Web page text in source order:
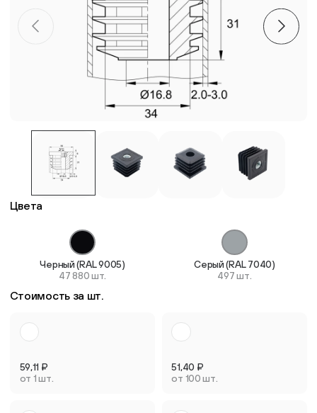
Цвета
Черный (RAL 9005)
47 880 шт.
Серый (RAL 7040)
497 шт.
Стоимость за шт.
59,11 ₽
от 1 шт.
51,40 ₽
от 100 шт.
Пластиковые столешницы для школьных парт
Комплектующие для мебели
Система выравнивания плитки
Дюбель